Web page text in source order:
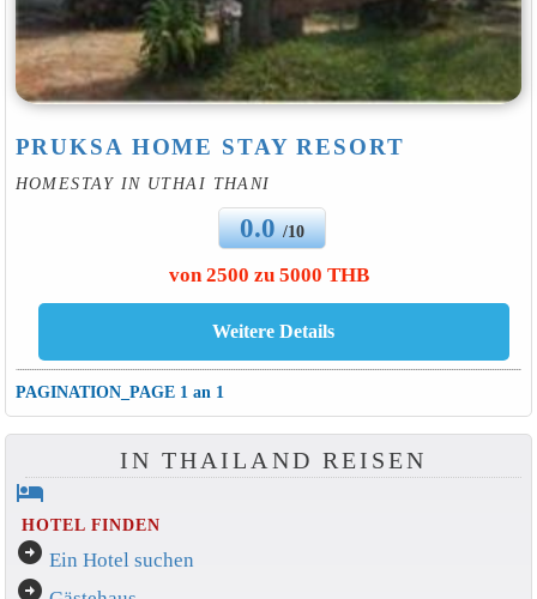
PRUKSA HOME STAY RESORT
HOMESTAY IN UTHAI THANI
0.0/10
von 2500 zu 5000 THB
PAGINATION_PAGE 1 an 1
IN THAILAND REISEN
hotel
HOTEL FINDEN
arrow_circle_right Ein Hotel suchen
arrow_circle_right